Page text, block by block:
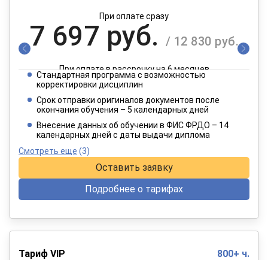
При оплате сразу
7 697 руб. / 12 830 руб.
При оплате в рассрочку на 6 месяцев
3 849 руб.
При оплате в рассрочку на 12 месяцев
Стандартная программа с возможностью
корректировки дисциплин
Срок отправки оригиналов документов после
окончания обучения – 5 календарных дней
Внесение данных об обучении в ФИС ФРДО – 14
календарных дней с даты выдачи диплома
Смотреть еще (3)
Оставить заявку
Подробнее о тарифах
Тариф VIP 800+ ч.